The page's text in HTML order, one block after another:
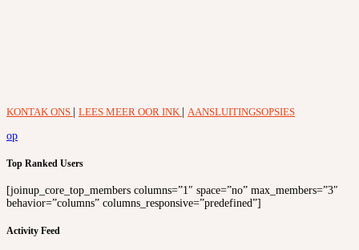
KONTAK ONS LEES MEER OOR INK
AANSLUITINGSOPSIES
op
Top Ranked Users
[joinup_core_top_members columns=”1″ space=”no” max_members=”3″
behavior=”columns” columns_responsive=”predefined”]
Activity Feed